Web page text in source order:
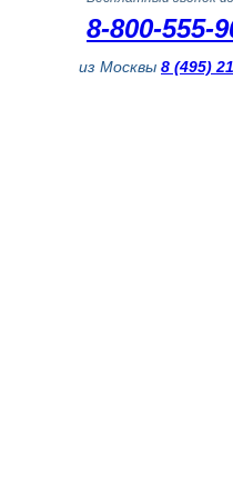
8-800-555-
из Москвы 8 (495)